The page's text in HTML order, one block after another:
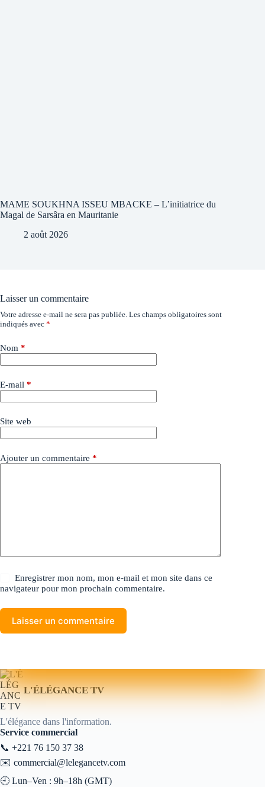
MAME SOUKHNA ISSEU MBACKE – L’initiatrice du
Magal de Sarsâra en Mauritanie
2 août 2026
Laisser un commentaire
Votre adresse e-mail ne sera pas publiée. Les champs obligatoires sont
indiqués avec *
Nom *
E-mail *
Site web
Ajouter un commentaire *
Enregistrer mon nom, mon e-mail et mon site dans ce
navigateur pour mon prochain commentaire.
Laisser un commentaire
L'ÉLÉGANCE TV
L'élégance dans l'information.
Service commercial
📞 +221 76 150 37 38
✉️ commercial@lelegancetv.com
🕘 Lun–Ven : 9h–18h (GMT)